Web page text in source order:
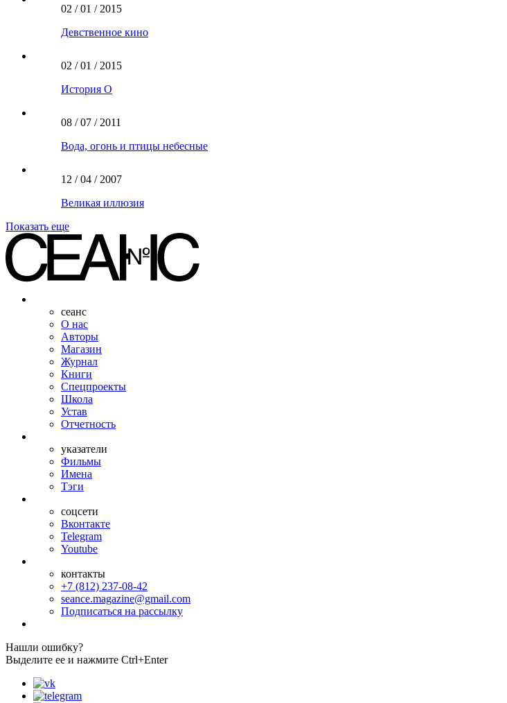
02 / 01 / 2015
Девственное кино
02 / 01 / 2015
История О
08 / 07 / 2011
Вода, огонь и птицы небесные
12 / 04 / 2007
Великая иллюзия
Показать еще
сеанс
О нас
Авторы
Магазин
Журнал
Книги
Спецпроекты
Школа
Устав
Отчетность
указатели
Фильмы
Имена
Тэги
соцсети
Вконтакте
Telegram
Youtube
контакты
+7 (812) 237-08-42
seance.magazine@gmail.com
Подписаться на рассылку
Нашли ошибку?
Выделите ее и нажмите Ctrl+Enter